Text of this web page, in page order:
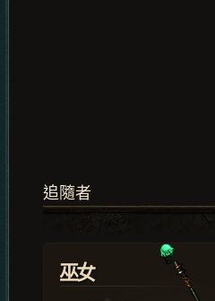
追隨者
巫女